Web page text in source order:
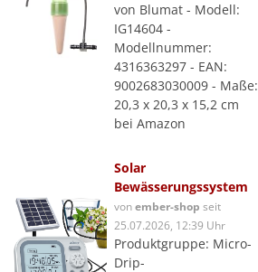
von Blumat - Modell:
IG14604 -
Modellnummer:
4316363297 - EAN:
9002683030009 - Maße:
20,3 x 20,3 x 15,2 cm
bei Amazon
Solar
Bewässerungssystem
vonember-shop seit
25.07.2026, 12:39 Uhr
Produktgruppe: Micro-
Drip-